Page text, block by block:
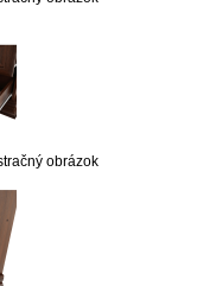
obrázok